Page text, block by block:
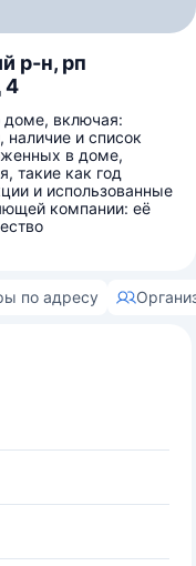
р-н, рп
4
включая:
наличие и список
в доме,
такие как год
и использованные
компании: её
по адресу